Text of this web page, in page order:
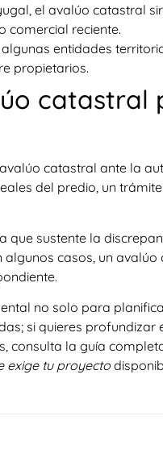
el avalúo catastral
comercial reciente.
entidades
propietarios.
catastral
catastral ante la
del predio, un
que sustente la
casos, un
no solo para
si quieres profundizar
consulta la guía
exige tu proyecto